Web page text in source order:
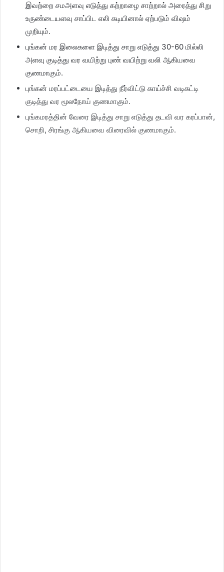
இவற்றை சமஅளவு எடுத்து கற்றாழை சாற்றால் அரைத்து சிறு
உருண்டையளவு சாப்பிட எலி கடியினால் ஏற்படும் விஷம்
முறியும்.
புங்கன் மர இலைகளை இடித்து சாறு எடுத்து 30-60 மில்லி
அளவு குடித்து வர வயிற்று புண் வயிற்று வலி ஆகியவை
குணமாகும்.
புங்கன் மரப்பட்டையை இடித்து நீர்விட்டு காய்ச்சி வடிகட்டி
குடித்து வர மூலநோய் குணமாகும்.
புங்கமரத்தின் வேரை இடித்து சாறு எடுத்து தடவி வர கரப்பான்,
சொறி, சிரங்கு ஆகியவை விரைவில் குணமாகும்.